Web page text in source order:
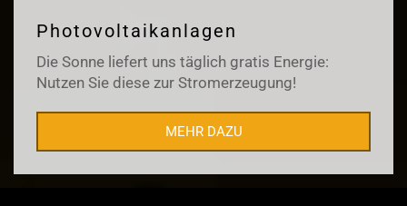
Photovoltaikanlagen
Die Sonne liefert uns täglich gratis Energie:
Nutzen Sie diese zur Stromerzeugung!
MEHR DAZU